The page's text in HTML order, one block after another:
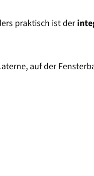
praktisch ist der
auf der